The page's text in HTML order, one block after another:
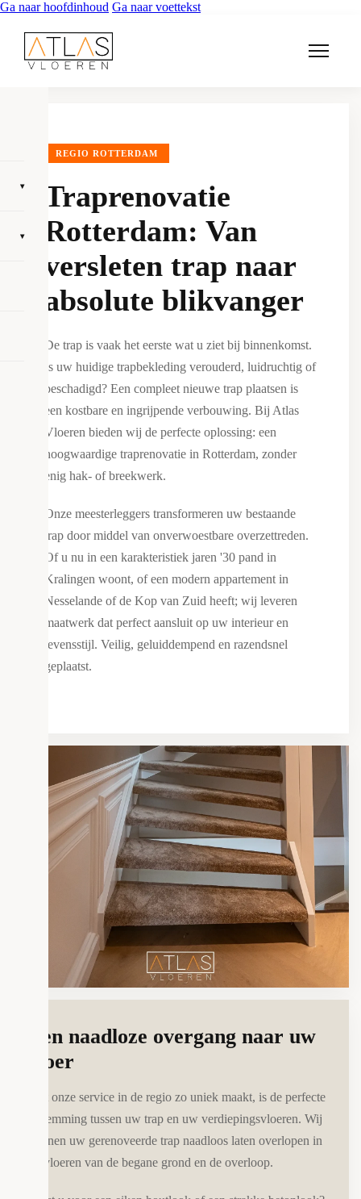
Ga naar hoofdinhoud Ga naar voettekst
▾
▾
REGIO ROTTERDAM
Traprenovatie
Rotterdam: Van
versleten trap naar
absolute blikvanger
De trap is vaak het eerste wat u ziet bij binnenkomst.
Is uw huidige trapbekleding verouderd, luidruchtig of
beschadigd? Een compleet nieuwe trap plaatsen is
een kostbare en ingrijpende verbouwing. Bij Atlas
Vloeren bieden wij de perfecte oplossing: een
hoogwaardige traprenovatie in Rotterdam, zonder
enig hak- of breekwerk.
Onze meesterleggers transformeren uw bestaande
trap door middel van onverwoestbare overzettreden.
Of u nu in een karakteristiek jaren '30 pand in
Kralingen woont, of een modern appartement in
Nesselande of de Kop van Zuid heeft; wij leveren
maatwerk dat perfect aansluit op uw interieur en
levensstijl. Veilig, geluiddempend en razendsnel
geplaatst.
Een naadloze overgang naar uw
vloer
Wat onze service in de regio zo uniek maakt, is de perfecte
afstemming tussen uw trap en uw verdiepingsvloeren. Wij
kunnen uw gerenoveerde trap naadloos laten overlopen in
de vloeren van de begane grond en de overloop.